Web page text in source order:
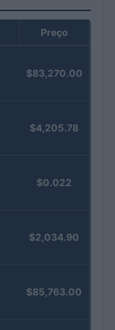
Preço
$83,270.00
$4,205.78
$0.022
$2,034.90
$85,763.00